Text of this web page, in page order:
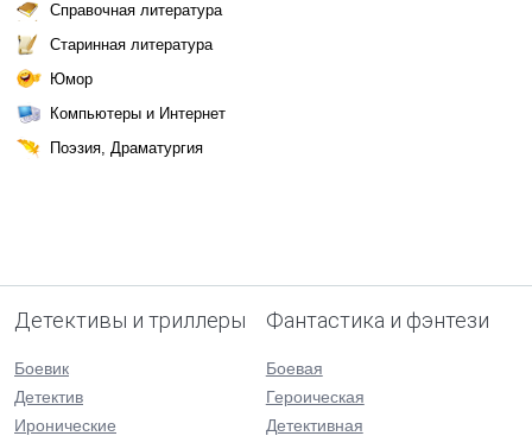
Справочная литература
Старинная литература
Юмор
Компьютеры и Интернет
Поэзия, Драматургия
Детективы и триллеры
Боевик
Детектив
Иронические
Фантастика и фэнтези
Боевая
Героическая
Детективная